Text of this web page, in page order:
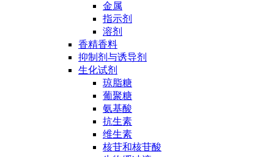
金属
指示剂
溶剂
香精香料
抑制剂与诱导剂
生化试剂
琼脂糖
葡聚糖
氨基酸
抗生素
维生素
核苷和核苷酸